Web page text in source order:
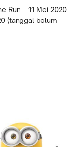
Run – 11 Mei 2020
(tanggal belum